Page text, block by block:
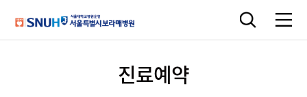
진료예약